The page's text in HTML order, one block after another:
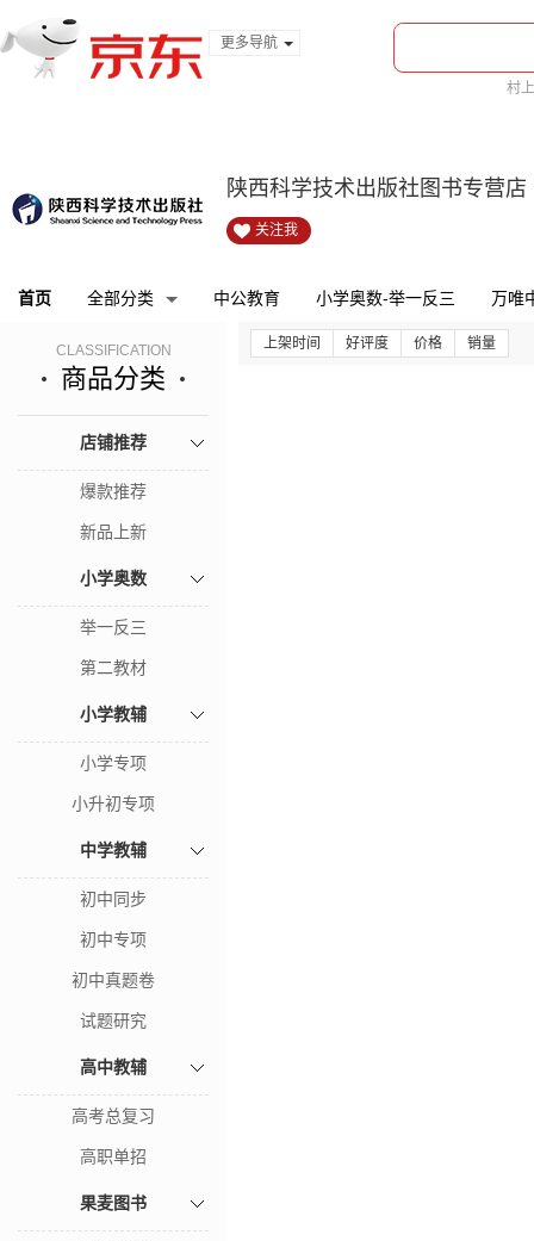
更多导航
村
陕西科学技术出版社图书专营店
关注我
首页 全部分类 中公教育 小学奥数-举一反三 万唯
CLASSIFICATION
商品分类
店铺推荐
爆款推荐
新品上新
小学奥数
举一反三
第二教材
小学教辅
小学专项
小升初专项
中学教辅
初中同步
初中专项
初中真题卷
试题研究
高中教辅
高考总复习
高职单招
果麦图书
上架时间 好评度 价格 销量